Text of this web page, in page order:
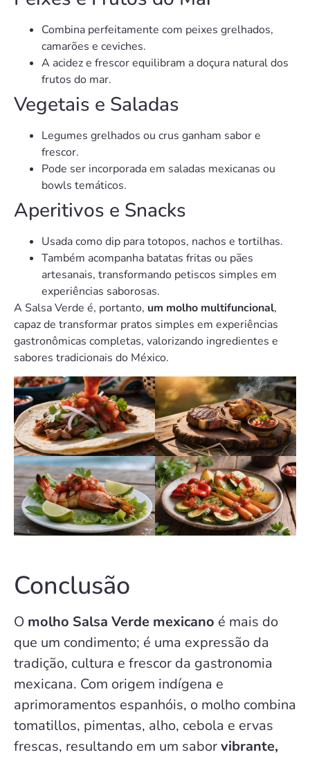
Combina perfeitamente com peixes grelhados,
camarões e ceviches.
A acidez e frescor equilibram a doçura natural dos
frutos do mar.
Vegetais e Saladas
Legumes grelhados ou crus ganham sabor e
frescor.
Pode ser incorporada em saladas mexicanas ou
bowls temáticos.
Aperitivos e Snacks
Usada como dip para totopos, nachos e tortilhas.
Também acompanha batatas fritas ou pães
artesanais, transformando petiscos simples em
experiências saborosas.
A Salsa Verde é, portanto, um molho multifuncional,
capaz de transformar pratos simples em experiências
gastronômicas completas, valorizando ingredientes e
sabores tradicionais do México.
Conclusão
O molho Salsa Verde mexicano é mais do
que um condimento; é uma expressão da
tradição, cultura e frescor da gastronomia
mexicana. Com origem indígena e
aprimoramentos espanhóis, o molho combina
tomatillos, pimentas, alho, cebola e ervas
frescas, resultando em um saborvibrante,